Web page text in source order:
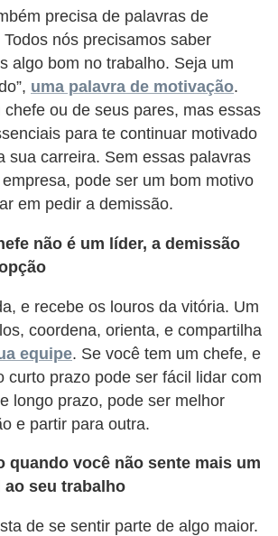
precisa de palavras de
nós precisamos saber
algo bom no trabalho. Seja um
uma palavra de motivação.
chefe ou de seus pares, mas essas
para te continuar motivado
sua carreira. Sem essas palavras
pode ser um bom motivo
em pedir a demissão.
não é um líder, a demissão
e recebe os louros da vitória. Um
coordena, orienta, e compartilha
equipe. Se você tem um chefe, e
curto prazo pode ser fácil lidar com
longo prazo, pode ser melhor
e partir para outra.
quando você não sente mais um
seu trabalho
de se sentir parte de algo maior.